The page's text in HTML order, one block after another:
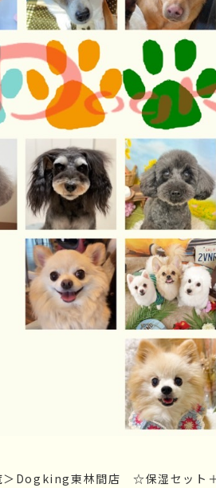
＞ Dogking東林間店 ☆保湿セット＋